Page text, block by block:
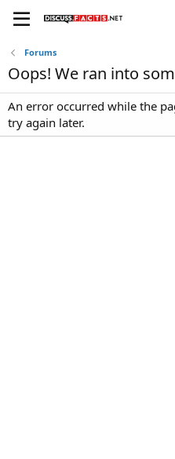
Forums
Oops! We ran into
An error occurred while the
try again later.